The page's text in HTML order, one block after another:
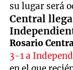
su lugar será
Central
Rosario
3-1 a